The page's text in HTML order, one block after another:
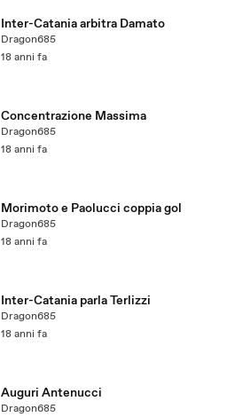
Inter-Catania arbitra Damato
Dragon685
18 anni fa
Concentrazione Massima
Dragon685
18 anni fa
Morimoto e Paolucci coppia gol
Dragon685
18 anni fa
Inter-Catania parla Terlizzi
Dragon685
18 anni fa
Auguri Antenucci
Dragon685